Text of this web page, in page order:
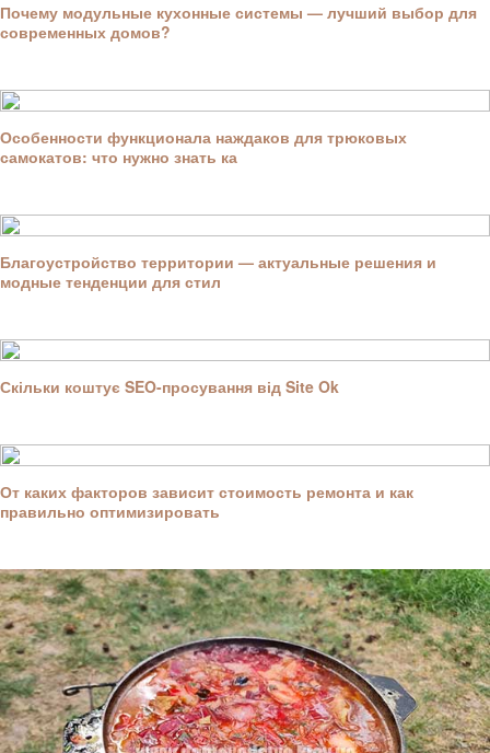
Почему модульные кухонные системы — лучший выбор для
современных домов?
Особенности функционала наждаков для трюковых
самокатов: что нужно знать ка
Благоустройство территории — актуальные решения и
модные тенденции для стил
Скільки коштує SEO-просування від Site Ok
От каких факторов зависит стоимость ремонта и как
правильно оптимизировать